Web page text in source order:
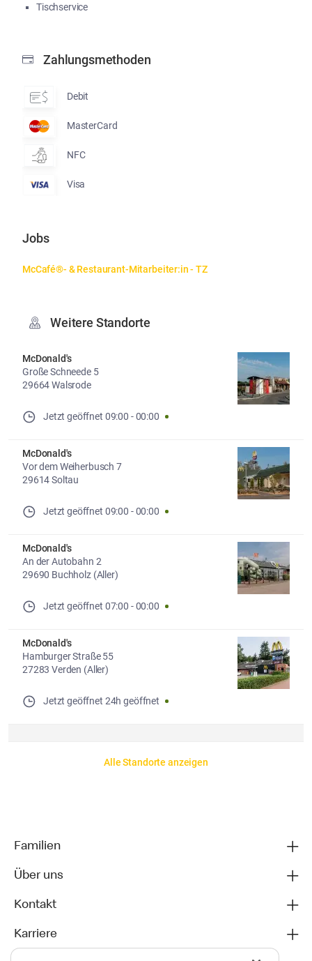
Tischservice
Zahlungsmethoden
Debit
MasterCard
NFC
Visa
Jobs
McCafé®- & Restaurant-Mitarbeiter:in - TZ
Weitere Standorte
McDonald's
Große Schneede 5
29664 Walsrode
Jetzt geöffnet 09:00 -00:00
McDonald's
Vor dem Weiherbusch 7
29614 Soltau
Jetzt geöffnet 09:00 -00:00
McDonald's
An der Autobahn 2
29690 Buchholz (Aller)
Jetzt geöffnet 07:00 -00:00
McDonald's
Hamburger Straße 55
27283 Verden (Aller)
Jetzt geöffnet 24h geöffnet
Alle Standorte anzeigen
Familien
Über uns
Kontakt
Karriere